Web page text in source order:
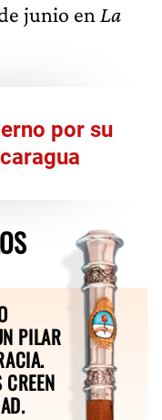
junio en La
por su
PILAR